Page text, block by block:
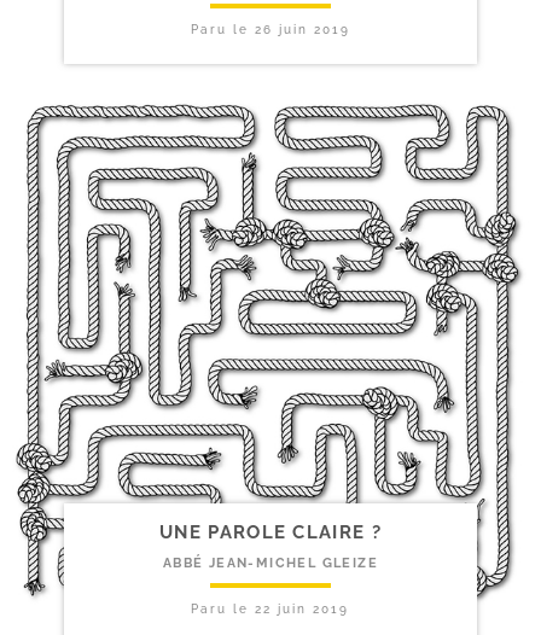
Paru le 26 juin 2019
UNE PAROLE CLAIRE ?
ABBÉ JEAN-MICHEL GLEIZE
Paru le22 juin 2019